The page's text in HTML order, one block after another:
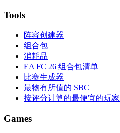
Tools
阵容创建器
组合包
消耗品
EA FC 26 组合包清单
比赛生成器
最物有所值的 SBC
按评分计算的最便宜的玩家
Games